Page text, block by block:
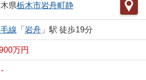
県栃木市岩舟町静
線 「 岩舟」駅 徒歩19分
万円